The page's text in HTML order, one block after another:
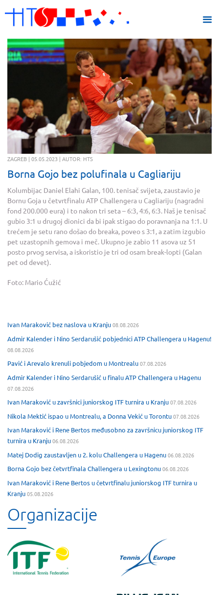
ZAGREB | 05.05.2023 | AUTOR: HTS
Borna Gojo bez polufinala u Cagliariju
Kolumbijac Daniel Elahi Galan, 100. tenisač svijeta, zaustavio je
Bornu Goja u četvrtfinalu ATP Challengera u Cagliariju (nagradni
fond 200.000 eura) i to nakon tri seta – 6:3, 4:6, 6:3. Naš je tenisač
gubio 3:1 u drugoj dionici da bi ipak stigao do poravnanja na 1:1. U
trećem je setu rano došao do breaka, poveo s 3:1, a zatim izgubio
pet uzastopnih gemova i meč. Ukupno je zabio 11 asova uz 51
posto prvog servisa, a iskoristio je tri od osam break-lopti (Galan
pet od devet).
Foto: Mario Ćužić
Ivan Maraković bez naslova u Kranju08.08.2026
Admir Kalender i Nino Serdarušić pobjednici ATP Challengera u Hagenu!
08.08.2026
Pavić i Arevalo krenuli pobjedom u Montrealu07.08.2026
Admir Kalender i Nino Serdarušić u finalu ATP Challengera u Hagenu
07.08.2026
Ivan Maraković u završnici juniorskog ITF turnira u Kranju07.08.2026
Nikola Mektić ispao u Montrealu, a Donna Vekić u Torontu07.08.2026
Ivan Maraković i Rene Bertos međusobno za završnicu juniorskog ITF
turnira u Kranju06.08.2026
Matej Dodig zaustavljen u 2. kolu Challengera u Hagenu06.08.2026
Borna Gojo bez četvrtfinala Challengera u Lexingtonu06.08.2026
Ivan Maraković i Rene Bertos u četvrtfinalu juniorskog ITF turnira u
Kranju05.08.2026
Organizacije